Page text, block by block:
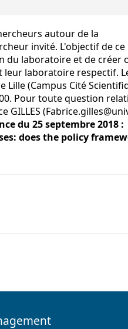
autour de la
invité. L'objectif de ce
du laboratoire et de créer
leur laboratoire respectif.
(Campus Cité
Pour toute question
GILLES
du 25 septembre 2018 :
does the policy